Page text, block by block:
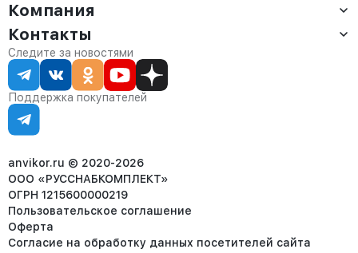
Доставка
Оплата
Сервис
Статус заказа
Статьи
Компания
О компании
Контакты
Партнёрам
Контакты
Отдел продаж:
8 (800) 234-22-62
corp@anvikor.ru
Ежедневно, с 7:00-19:00 (МСК)
Отдел рекламации:
8 (953) 455-25-61
Следите за новостями
Поддержка покупателей
anvikor.ru © 2020-2026
ООО «РУССНАБКОМПЛЕКТ»
ОГРН 1215600000219
Пользовательское соглашение
Оферта
Согласие на обработку данных посетителей сайта